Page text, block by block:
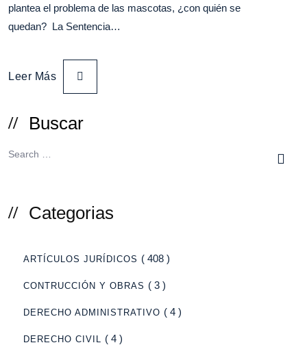
plantea el problema de las mascotas, ¿con quién se
quedan? La Sentencia…
Leer Más
Buscar
Categorias
ARTÍCULOS JURÍDICOS ( 408 )
CONTRUCCIÓN Y OBRAS ( 3 )
DERECHO ADMINISTRATIVO ( 4 )
DERECHO CIVIL ( 4 )